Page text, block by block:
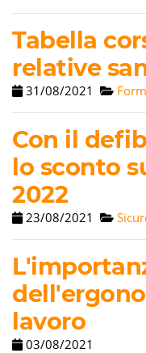
Tabella
relative
31/08/2021
Con il
lo sconto
2022
23/08/2021
lavoro
03/08/2021